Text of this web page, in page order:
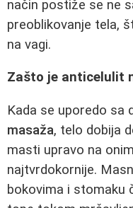
način postiže se ne
preoblikovanje tela,
na vagi.
Zašto je anticelulit
Kada se uporedo sa
masaža, telo dobija
masti upravo na
najtvrdokornije.
bokovima i stomaku